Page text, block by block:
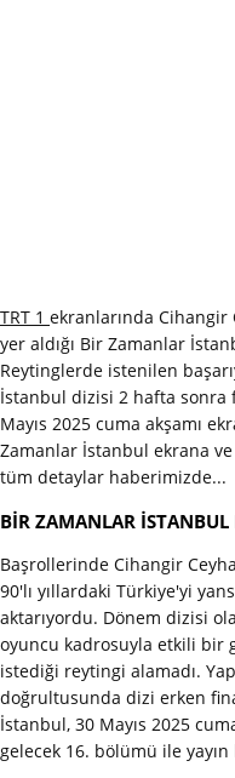
TRT 1 ekranlarında
yer aldığı Bir Zamanlar
Reytinglerde istenilen
İstanbul dizisi 2 hafta sonra
Mayıs 2025 cuma akşamı
Zamanlar İstanbul ekrana
tüm detaylar haberimizde...
BİR ZAMANLAR
Başrollerinde Cihangir
90'lı yıllardaki Türkiye'yi
aktarıyordu. Dönem dizisi
oyuncu kadrosuyla etkili bir
istediği reytingi alamadı.
doğrultusunda dizi erken
İstanbul, 30 Mayıs 2025
gelecek 16. bölümü ile yayın